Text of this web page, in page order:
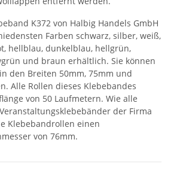
K372 von Halbig Handels GmbH
Farben schwarz, silber, weiß,
hellblau, dunkelblau, hellgrün,
und braun erhältlich. Sie können
den Breiten 50mm, 75mm und
Alle Rollen dieses Klebebandes
von 50 Laufmetern. Wie alle
der Firma
Klebebandrollen einen
von 76mm.